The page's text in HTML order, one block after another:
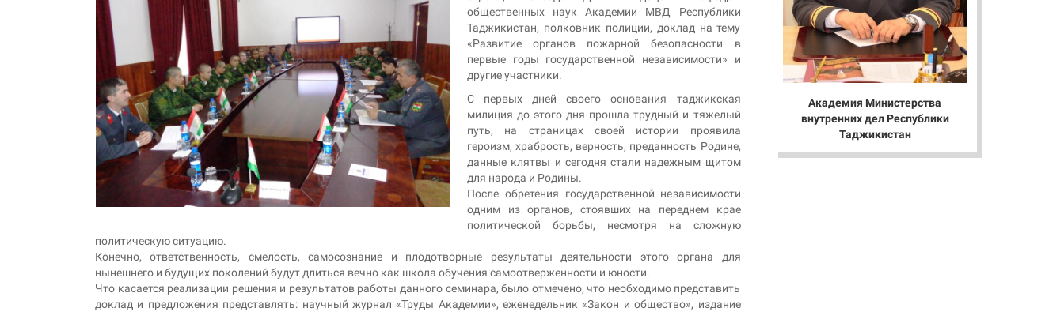
общественных наук Академии МВД Республики
Таджикистан, полковник полиции, доклад на тему
«Развитие органов пожарной безопасности в
первые годы государственной независимости» и
другие участники.
С первых дней своего основания таджикская
милиция до этого дня прошла трудный и тяжелый
путь, на страницах своей истории проявила
героизм, храбрость, верность, преданность Родине,
данные клятвы и сегодня стали надежным щитом
для народа и Родины.
После обретения государственной независимости
одним из органов, стоявших на переднем крае
политической борьбы, несмотря на сложную
политическую ситуацию.
Конечно, ответственность, смелость, самосознание и плодотворные результаты деятельности этого органа для
нынешнего и будущих поколений будут длиться вечно как школа обучения самоотверженности и юности.
Что касается реализации решения и результатов работы данного семинара, было отмечено, что необходимо представить
доклад и предложения представлять: научный журнал «Труды Академии», еженедельник «Закон и общество», издание
Академия Министерства
внутренних дел Республики
Таджикистан